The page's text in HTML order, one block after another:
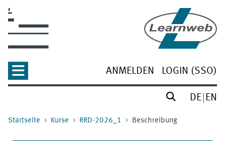
ANMELDEN LOGIN (SSO)
DE EN
Startseite Kurse RRD-2026_1 Beschreibung